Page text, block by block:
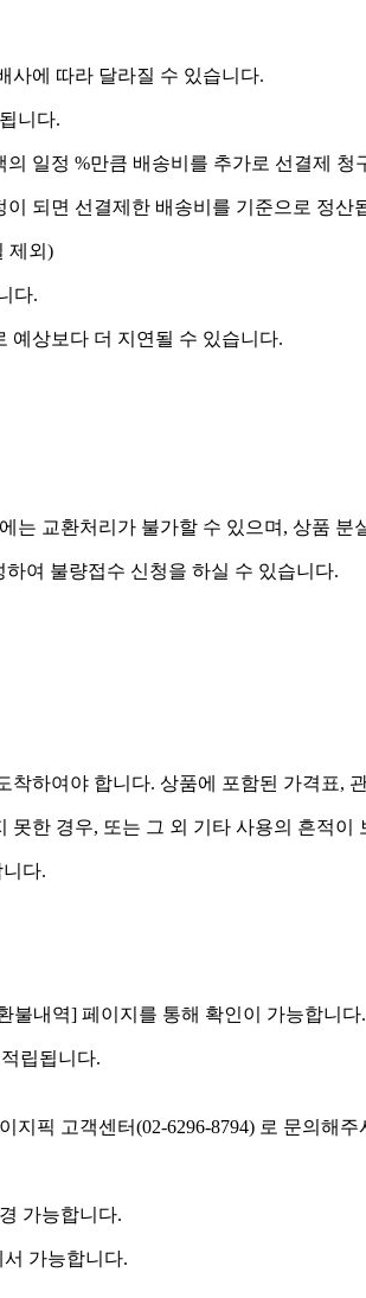
사에 따라 달라질 수 있습니다.
니다.
일정 %만큼 배송비를 추가로 선결제 청
되면 선결제한 배송비를 기준으로 정산
제외)
다.
예상보다 더 지연될 수 있습니다.
교환처리가 불가할 수 있으며, 상품 분
여 불량접수 신청을 하실 수 있습니다.
하여야 합니다. 상품에 포함된 가격표,
한 경우, 또는 그 외 기타 사용의 흔적이
다.
불내역] 페이지를 통해 확인이 가능합니다.
립됩니다.
픽 고객센터(02-6296-8794) 로 문의해주
가능합니다.
가능합니다.